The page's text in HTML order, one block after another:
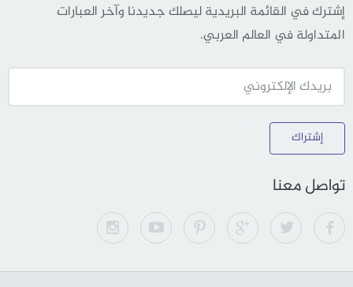
إشترك في القائمة البريدية ليصلك جديدنا وآخر العبارات
المتداولة في العالم العربي.
إشتراك
تواصل معنا